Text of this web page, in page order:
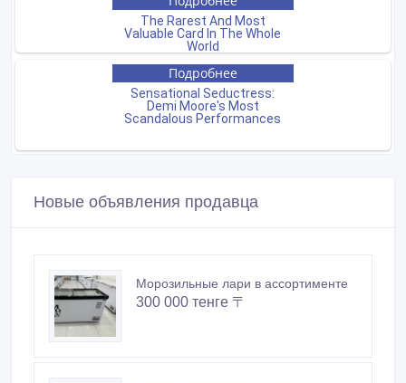
Новые объявления продавца
Морозильные лари в ассортименте
300 000 тенге 〒